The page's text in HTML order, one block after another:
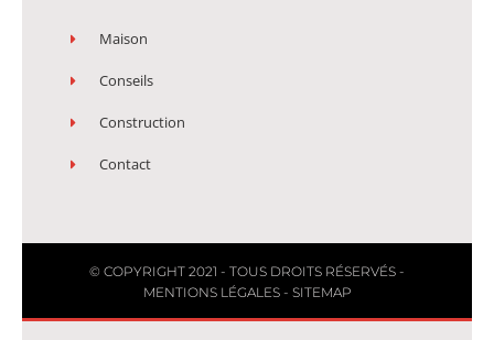
Maison
Conseils
Construction
Contact
© COPYRIGHT 2021 - TOUS DROITS RÉSERVÉS -
MENTIONS LÉGALES- SITEMAP